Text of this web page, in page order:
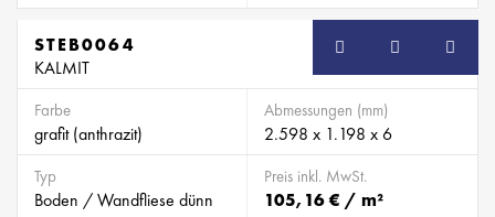
SB
STEB0064
KALMIT
Farbe
grafit (anthrazit)
Abmessungen (mm)
2.598 x 1.198 x 6
Typ
Boden / Wandfliese dünn
Preis inkl. MwSt.
105,16 € / m²